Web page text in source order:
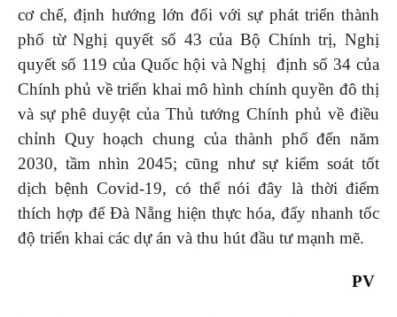
cơ chế, định hướng lớn đối với sự phát triển thành
phố từ Nghị quyết số 43 của Bộ Chính trị, Nghị
quyết số 119 của Quốc hội và Nghị định số 34 của
Chính phủ về triển khai mô hình chính quyền đô thị
và sự phê duyệt của Thủ tướng Chính phủ về điều
chỉnh Quy hoạch chung của thành phố đến năm
2030, tầm nhìn 2045; cũng như sự kiểm soát tốt
dịch bệnh Covid-19, có thể nói đây là thời điểm
thích hợp để Đà Nẵng hiện thực hóa, đẩy nhanh tốc
độ triển khai các dự án và thu hút đầu tư mạnh mẽ.
PV